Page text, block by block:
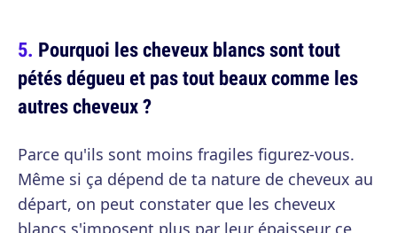
Pourquoi les cheveux blancs sont tout
pétés dégueu et pas tout beaux comme les
autres cheveux ?
Parce qu'ils sont moins fragiles figurez-vous.
Même si ça dépend de ta nature de cheveux au
départ, on peut constater que les cheveux
blancs s'imposent plus par leur épaisseur ce